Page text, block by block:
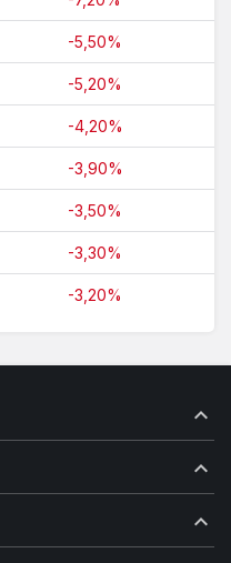
-5,50%
-5,20%
-4,20%
-3,90%
-3,50%
-3,30%
-3,20%